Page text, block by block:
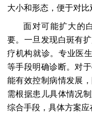
大小和形态，便于对比
面对可能扩大的
要。一旦发现白斑有
疗机构就诊。专业医
等手段明确诊断。对
能有效控制病情发展
需根据患儿具体情况
综合手段，具体方案应